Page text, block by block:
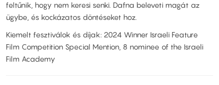
feltűnik, hogy nem keresi senki. Dafna beleveti magát az
ügybe, és kockázatos döntéseket hoz.
Kiemelt fesztiválok és díjak: 2024 Winner Israeli Feature
Film Competition Special Mention, 8 nominee of the Israeli
Film Academy